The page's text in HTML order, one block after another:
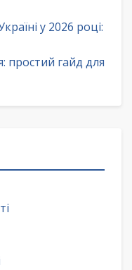
у 2026 році:
простий гайд для